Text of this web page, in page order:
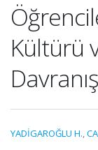
Kültürü
YADİGAROĞLU H.,